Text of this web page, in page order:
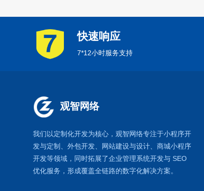
快速响应
7*12小时服务支持
观智网络
我们以定制化开发为核心，观智网络专注于小程序开
发与定制、外包开发、 网站建设与设计、商城小程序
开发等领域，同时拓展了企业管理系统开发与 SEO
优化服务，形成覆盖全链路的数字化解决方案。